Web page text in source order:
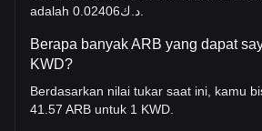
Berapa banyak ARB yang dapat
KWD?
Berdasarkan nilai tukar saat ini, kamu
41.57 ARB untuk 1 KWD.